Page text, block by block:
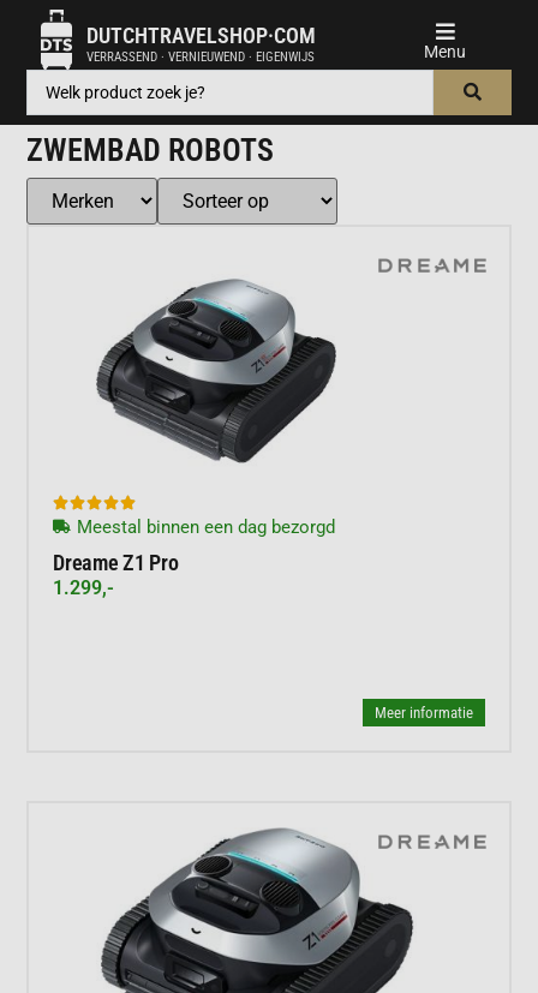
DUTCHTRAVELSHOP·COM
VERRASSEND · VERNIEUWEND · EIGENWIJS
ZWEMBAD ROBOTS

Meestal binnen een dag bezorgd
Dreame Z1 Pro
1.299,-
Meer informatie